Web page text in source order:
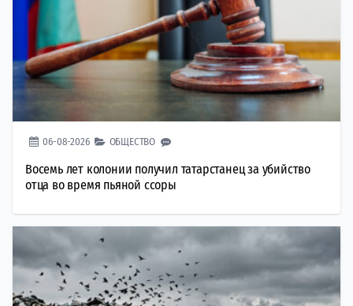
06-08-2026 ОБЩЕСТВО
Восемь лет колонии получил татарстанец за убийство
отца во время пьяной ссоры